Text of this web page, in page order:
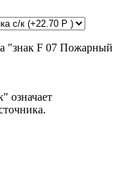
"знак F 07 Пожарный
означает